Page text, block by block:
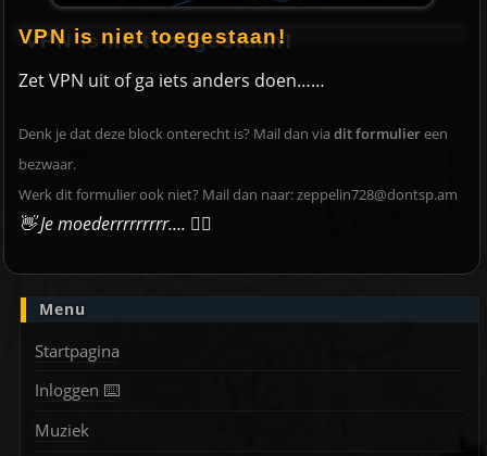
VPN is niet toegestaan!
Zet VPN uit of ga iets anders doen……
Denk je dat deze block onterecht is? Mail dan via dit formuliereen
bezwaar.
Werk dit formulier ook niet? Mail dan naar:zeppelin728@dontsp.am
👋 Je moederrrrrrrrr…. 🙋‍♀️
Menu
Startpagina
Inloggen ⌨️
Muziek